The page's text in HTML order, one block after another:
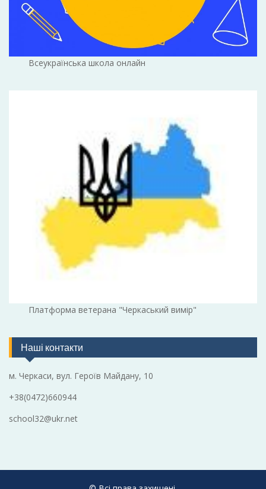
Всеукраїнська школа онлайн
Платформа ветерана "Черкаський вимір"
Наші контакти
м. Черкаси, вул. Героїв Майдану, 10
+38(0472)660944
school32@ukr.net